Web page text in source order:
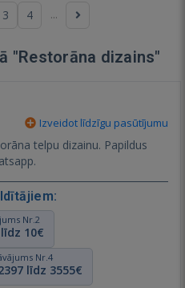
3 4 ...
"Restorāna dizains"
Izveidot līdzīgu pasūtījumu
telpu dizainu. Papildus
Nr.2
10€
Nr.4
līdz 3555€